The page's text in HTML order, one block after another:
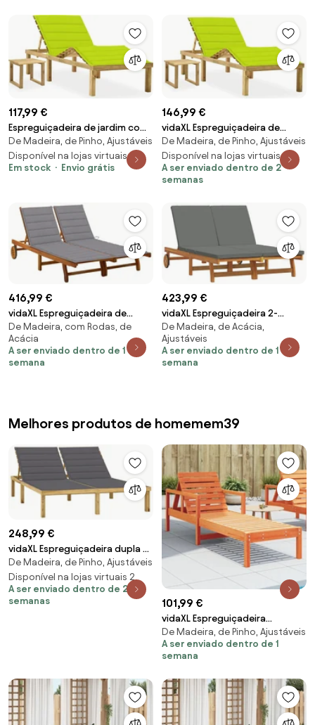
117,99 €
Espreguiçadeira de jardim com
mesa e almofadão pinho
impregnado
De Madeira, de Pinho, Ajustáveis
Disponível na lojas virtuais 2
Em stock
Envio grátis
146,99 €
vidaXL Espreguiçadeira de
jardim com mesa e almofadão
pinho impregnado
De Madeira, de Pinho, Ajustáveis
Disponível na lojas virtuais 2
A ser enviado dentro de 2
semanas
416,99 €
vidaXL Espreguiçadeira de
jardim c/ almofadões 2
pessoas acácia maciça
De Madeira, com Rodas, de
Acácia
A ser enviado dentro de 1
semana
423,99 €
vidaXL Espreguiçadeira 2-
pessoa Castanho 63 x 199 x 85
cm
De Madeira, de Acácia,
Ajustáveis
A ser enviado dentro de 1
semana
Melhores produtos de homemem39
248,99 €
vidaXL Espreguiçadeira dupla c/
almofadões antracite pinho
impregnado
De Madeira, de Pinho, Ajustáveis
Disponível na lojas virtuais 2
A ser enviado dentro de 2
semanas
101,99 €
vidaXL Espreguiçadeira
199,5x62x55 cm pinho maciço
castanho-mel
De Madeira, de Pinho, Ajustáveis
A ser enviado dentro de 1
semana